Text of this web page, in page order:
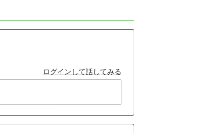
ログインして話してみる